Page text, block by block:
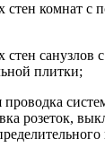
стен комнат
стен
плитки;
проводка
розеток,